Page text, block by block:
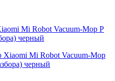
Mi Robot Vacuum-Mop P
черный